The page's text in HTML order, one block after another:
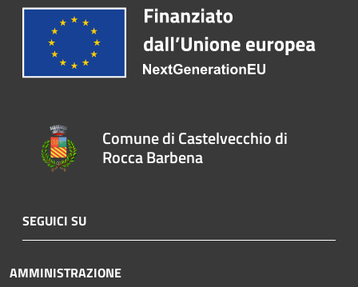
Comune di Castelvecchio di
Rocca Barbena
SEGUICI SU
AMMINISTRAZIONE